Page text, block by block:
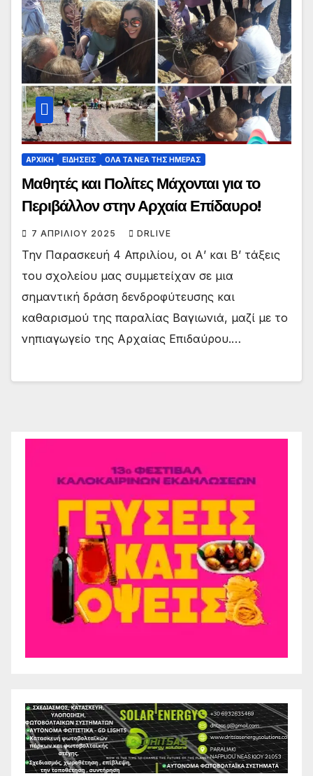
ΑΡΧΙΚΗ ΕΙΔΗΣΕΙΣ ΟΛΑ ΤΑ ΝΕΑ ΤΗΣ ΗΜΕΡΑΣ
Μαθητές και Πολίτες Μάχονται για το
Περιβάλλον στην Αρχαία Επίδαυρο!
7 ΑΠΡΙΛΊΟΥ 2025 DRLIVE
Την Παρασκευή 4 Απριλίου, οι Α’ και Β’ τάξεις
του σχολείου μας συμμετείχαν σε μια
σημαντική δράση δενδροφύτευσης και
καθαρισμού της παραλίας Βαγιωνιά, μαζί με το
νηπιαγωγείο της Αρχαίας Επιδαύρου.…